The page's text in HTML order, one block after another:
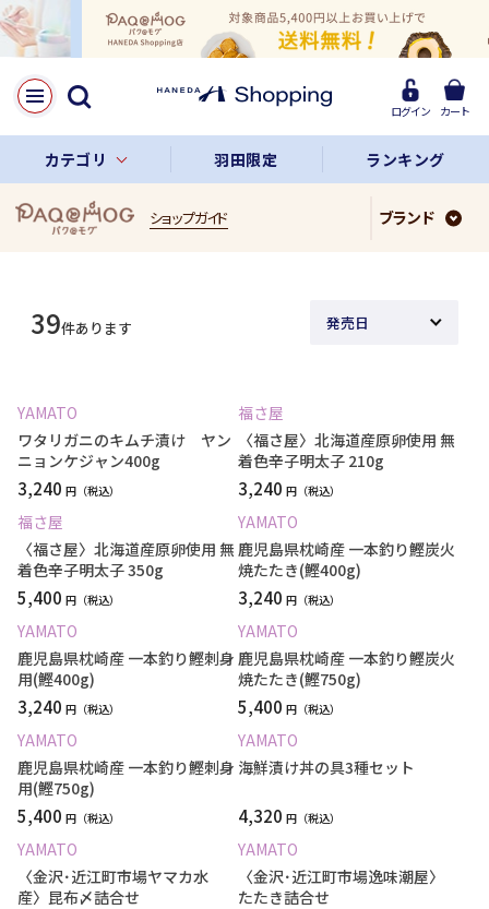
ログイン カート
カテゴリ 羽田限定 ランキング
ショップガイド ブランド
39件あります
YAMATO
ワタリガニのキムチ漬け ヤン
ニョンケジャン400g
3,240 円
福さ屋
〈福さ屋〉北海道産原卵使用 無
着色辛子明太子 210g
3,240 円
福さ屋
〈福さ屋〉北海道産原卵使用 無
着色辛子明太子 350g
5,400 円
YAMATO
鹿児島県枕崎産 一本釣り鰹炭火
焼たたき(鰹400g)
3,240 円
YAMATO
鹿児島県枕崎産 一本釣り鰹刺身
用(鰹400g)
3,240 円
YAMATO
鹿児島県枕崎産 一本釣り鰹炭火
焼たたき(鰹750g)
5,400 円
YAMATO
鹿児島県枕崎産 一本釣り鰹刺身
用(鰹750g)
5,400 円
YAMATO
海鮮漬け丼の具3種セット
4,320 円
YAMATO
〈金沢･近江町市場ヤマカ水
産〉昆布〆詰合せ
YAMATO
〈金沢･近江町市場逸味潮屋〉
たたき詰合せ